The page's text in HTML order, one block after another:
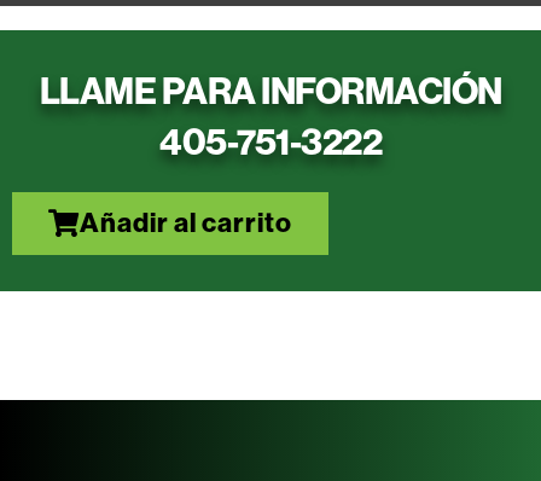
LLAME PARA INFORMACIÓN
405-751-3222
Añadir al carrito